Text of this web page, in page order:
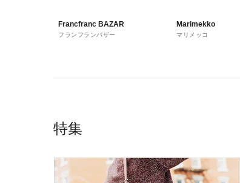
Francfranc BAZAR
フランフランバザー
Marimekko
マリメッコ
特集